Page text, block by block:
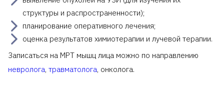
структуры и распространенности);
планирование оперативного лечения;
оценка результатов химиотерапии и лучевой терапии.
Записаться на МРТ мышц лица можно по направлению
невролога, травматолога, онколога.